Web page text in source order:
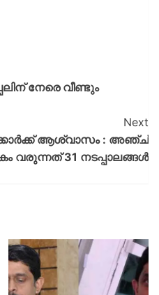
നേരെ വീണ്ടും
Next
ആശ്വാസം : അഞ്ച്
വരുന്നത് 31 നടപ്പാലങ്ങള്‍